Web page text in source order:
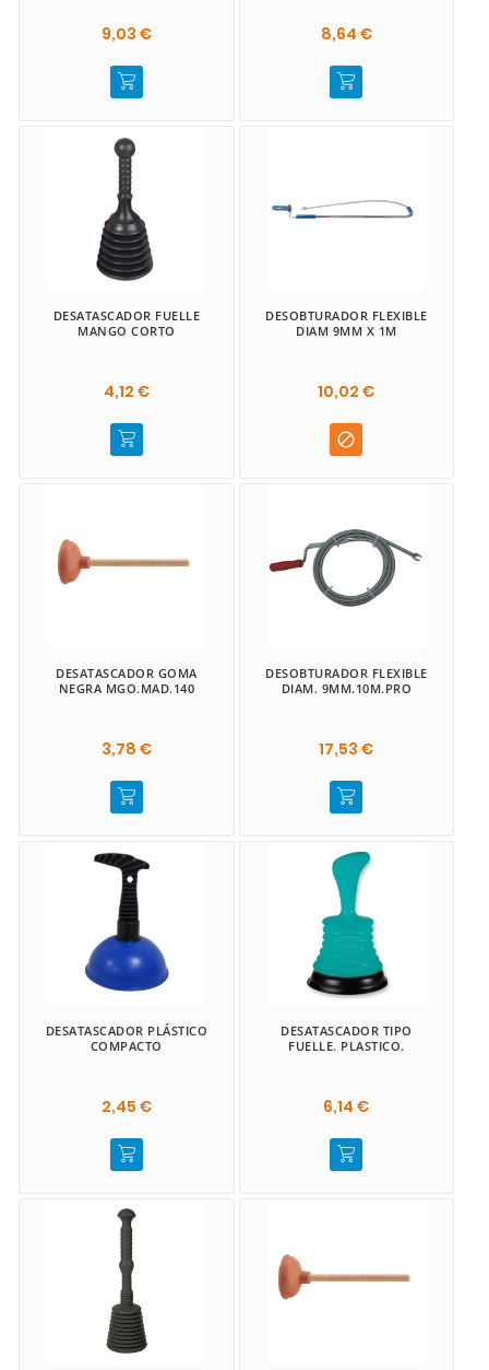
9,03 € 8,64 €
DESATASCADOR FUELLE
MANGO CORTO
4,12 €
DESOBTURADOR FLEXIBLE
DIAM 9MM X 1M
10,02 €

DESATASCADOR GOMA
NEGRA MGO.MAD.140
3,78 €
DESOBTURADOR FLEXIBLE
DIAM. 9MM.10M.PRO
17,53 €
DESATASCADOR PLÁSTICO
COMPACTO
2,45 €
DESATASCADOR TIPO
FUELLE. PLASTICO.
6,14 €